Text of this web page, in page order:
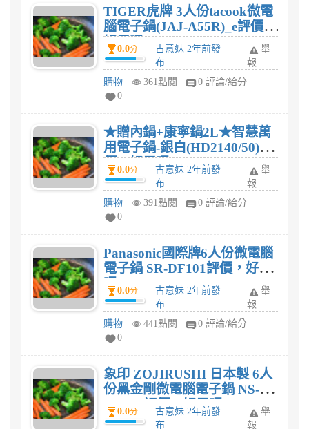
TIGER虎牌 3人份tacook微電
腦電子鍋(JAJ-A55R)_e評價，
好用嗎?
0.0分
古意妹 2年前發
布
舉
報
購物
361點閱
0 評論/給分
0
★贈內鍋+康寧鍋2L★智慧萬
用電子鍋-銀白(HD2140/50)評
價，好用嗎?
0.0分
古意妹 2年前發
布
舉
報
購物
391點閱
0 評論/給分
0
Panasonic國際牌6人份微電腦
電子鍋 SR-DF101評價，好用
嗎?0.0分
古意妹 2年前發
布
舉
報
購物
441點閱
0 評論/給分
0
象印 ZOJIRUSHI 日本製 6人
份黑金剛微電腦電子鍋 NS-
ZEF10評價，好用嗎?
0.0分
古意妹 2年前發
布
舉
報